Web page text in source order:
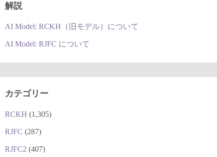
解説
AI Model: RCKH（旧モデル）について
AI Model: RJFC について
カテゴリー
RCKH (1,305)
RJFC (287)
RJFC2 (407)